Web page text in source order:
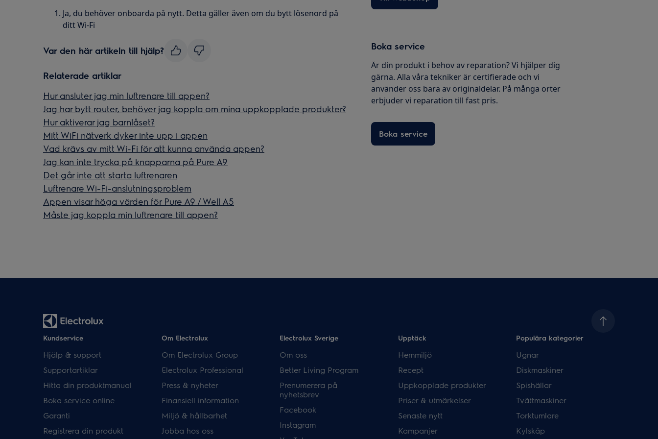
Ja, du behöver onboarda på nytt. Detta gäller även om du bytt lösenord på
ditt Wi-Fi
Var den här artikeln till hjälp?
Relaterade artiklar
Hur ansluter jag min luftrenare till appen?
Jag har bytt router, behöver jag koppla om mina uppkopplade produkter?
Hur aktiverar jag barnlåset?
Mitt WiFi nätverk dyker inte upp i appen
Vad krävs av mitt Wi-Fi för att kunna använda appen?
Jag kan inte trycka på knapparna på Pure A9
Det går inte att starta luftrenaren
Luftrenare Wi-Fi-anslutningsproblem
Appen visar höga värden för Pure A9 / Well A5
Måste jag koppla min luftrenare till appen?
Boka service
Är din produkt i behov av reparation? Vi hjälper dig
gärna. Alla våra tekniker är certifierade och vi
använder oss bara av originaldelar. På många orter
erbjuder vi reparation till fast pris.
Boka service
Kundservice
Hjälp & support
Supportartiklar
Hitta din produktmanual
Boka service online
Garanti
Registrera din produkt
Om Electrolux
Om Electrolux Group
Electrolux Professional
Press & nyheter
Finansiell information
Miljö & hållbarhet
Jobba hos oss
Electrolux Sverige
Om oss
Better Living Program
Prenumerera på
nyhetsbrev
Facebook
Instagram
Upptäck
Hemmiljö
Recept
Uppkopplade produkter
Priser & utmärkelser
Senaste nytt
Kampanjer
Populära kategorier
Ugnar
Diskmaskiner
Spishällar
Tvättmaskiner
Torktumlare
Kylskåp